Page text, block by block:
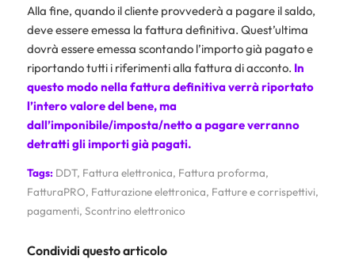
Alla fine, quando il cliente provvederà a pagare il saldo,
deve essere emessa la fattura definitiva. Quest’ultima
dovrà essere emessa scontando l’importo già pagato e
riportando tutti i riferimenti alla fattura di acconto. In
questo modo nella fattura definitiva verrà riportato
l’intero valore del bene, ma
dall’imponibile/imposta/netto a pagare verranno
detratti gli importi già pagati.
Tags: DDT, Fattura elettronica, Fattura proforma,
FatturaPRO, Fatturazione elettronica, Fatture e corrispettivi,
pagamenti, Scontrino elettronico
Condividi questo articolo